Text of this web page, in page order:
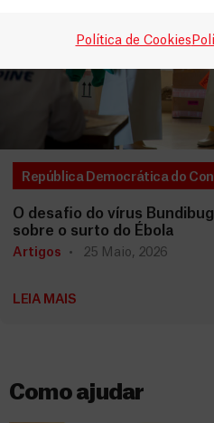
Política de Cookies
República Democrática do
O desafio do vírus
sobre o surto do Ébola
Artigos 25 Maio, 2026
LEIA MAIS
Como ajudar